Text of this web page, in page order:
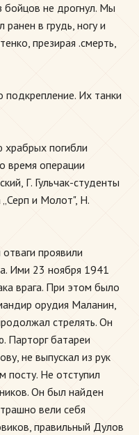
бойцов не дрогнул. Мы
в грудь, ногу и
презирая .смерть,
Их танки
храбрых погибли
время операции
Г. Гульчак-студенты
и Молот", Н.
проявили
Ими 23 ноября 1941
врага. При этом было
орудия Маланин,
стрелять. Он
Парторг батареи
не выпускал из рук
посту. Не отступил
Он был найден
вели себя
правильный Дулов